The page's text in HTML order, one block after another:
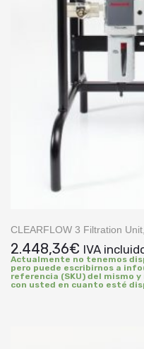
CLEARFLOW 3 Filtration
2.448,36€ IVA
Actualmente no tenemos
pero puede escribirnos a
referencia (SKU) del mismo
con usted en cuanto esté